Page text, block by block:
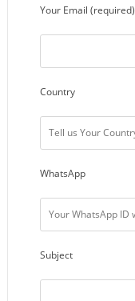
Your Email (required)
Country
WhatsApp
Subject